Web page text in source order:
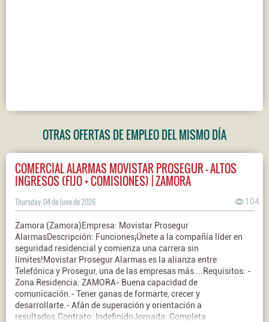
OTRAS OFERTAS DE EMPLEO DEL MISMO DÍA
COMERCIAL ALARMAS MOVISTAR PROSEGUR - ALTOS
INGRESOS (FIJO + COMISIONES) | ZAMORA
Thursday, 04 de June de 2026 104
Zamora (Zamora)Empresa: Movistar Prosegur
AlarmasDescripción: Funciones¡Únete a la compañía líder en
seguridad residencial y comienza una carrera sin
límites!Movistar Prosegur Alarmas es la alianza entre
Telefónica y Prosegur, una de las empresas más ...Requisitos: -
Zona Residencia: ZAMORA- Buena capacidad de
comunicación.- Tener ganas de formarte, crecer y
desarrollarte.- Afán de superación y orientación a
resultados.Contrato: IndefinidoJornada: Completa